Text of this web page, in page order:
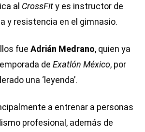
al CrossFity es instructor de
y resistencia en el gimnasio.
fueAdrián Medrano, quien ya
deExatlón México, por
una ‘leyenda’.
a entrenar a personas
profesional, además de